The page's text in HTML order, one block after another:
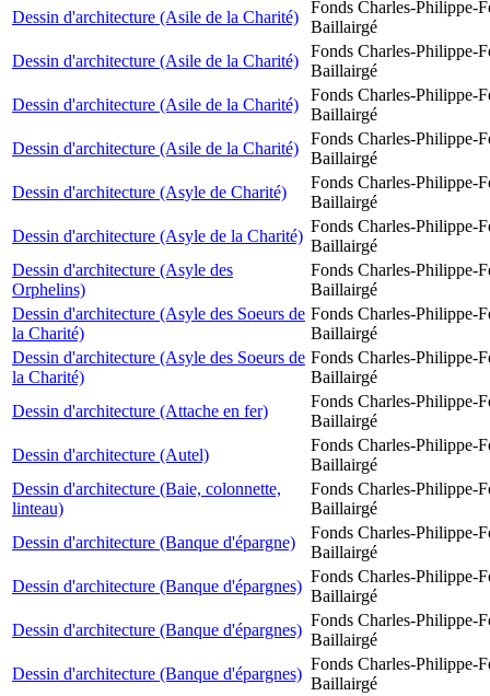
Dessin d'architecture (Asile de la Charité)
Fonds Charles-Philippe-
Baillairgé
Dessin d'architecture (Asile de la Charité)
Fonds Charles-Philippe-
Baillairgé
Dessin d'architecture (Asile de la Charité)
Fonds Charles-Philippe-
Baillairgé
Dessin d'architecture (Asile de la Charité)
Fonds Charles-Philippe-
Baillairgé
Dessin d'architecture (Asyle de Charité)
Fonds Charles-Philippe-
Baillairgé
Dessin d'architecture (Asyle de la Charité)
Fonds Charles-Philippe-
Baillairgé
Dessin d'architecture (Asyle des
Orphelins)
Fonds Charles-Philippe-
Baillairgé
Dessin d'architecture (Asyle des Soeurs de
la Charité)
Fonds Charles-Philippe-
Baillairgé
Dessin d'architecture (Asyle des Soeurs de
la Charité)
Fonds Charles-Philippe-
Baillairgé
Dessin d'architecture (Attache en fer)
Fonds Charles-Philippe-
Baillairgé
Dessin d'architecture (Autel)
Fonds Charles-Philippe-
Baillairgé
Dessin d'architecture (Baie, colonnette,
linteau)
Fonds Charles-Philippe-
Baillairgé
Dessin d'architecture (Banque d'épargne)
Fonds Charles-Philippe-
Baillairgé
Dessin d'architecture (Banque d'épargnes)
Fonds Charles-Philippe-
Baillairgé
Dessin d'architecture (Banque d'épargnes)
Fonds Charles-Philippe-
Baillairgé
Dessin d'architecture (Banque d'épargnes)
Fonds Charles-Philippe-
Baillairgé